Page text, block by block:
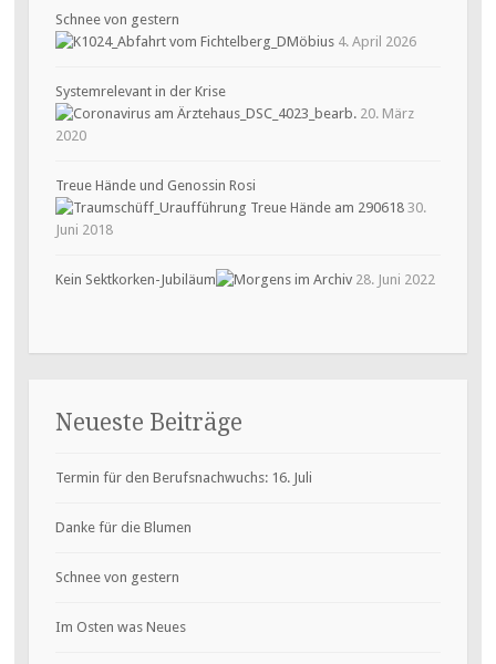
Schnee von gestern
4. April 2026
Systemrelevant in der Krise
20. März
2020
Treue Hände und Genossin Rosi
30.
Juni 2018
Kein Sektkorken-Jubiläum 28. Juni 2022
Neueste Beiträge
Termin für den Berufsnachwuchs: 16. Juli
Danke für die Blumen
Schnee von gestern
Im Osten was Neues